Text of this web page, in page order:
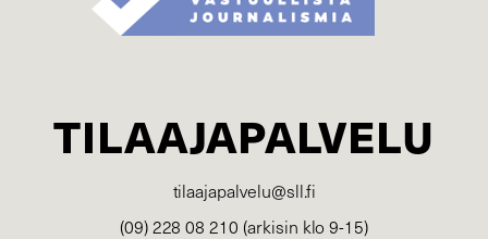
TILAAJAPALVELU
tilaajapalvelu@sll.fi
(09) 228 08 210 (arkisin klo 9-15)